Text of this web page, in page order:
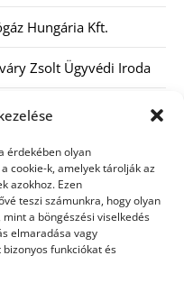
érdekében olyan
cookie-k, amelyek tárolják az
azokhoz. Ezen
teszi számunkra, hogy olyan
a böngészési viselkedés
elmaradása vagy
funkciókat és
Hungária Kft.
Zsolt Ügyvédi Iroda
öregedés lassításáról és